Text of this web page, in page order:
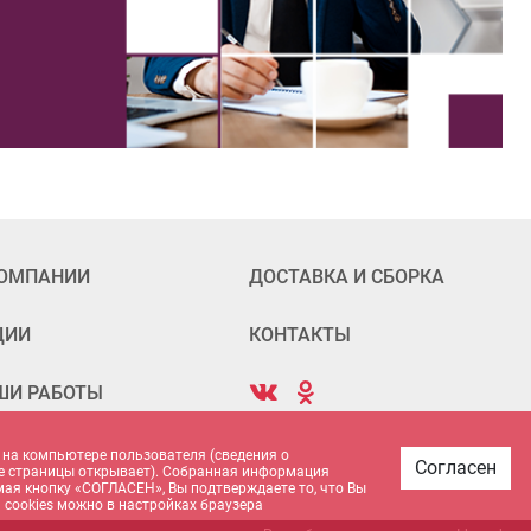
РАБОТЫ
ДОСТАВКА И СБОРКА
КОНТАКТЫ
компьютере пользователя (сведения о
страницы открывает). Собранная информация
кнопку «СОГЛАСЕН», Вы подтверждаете то, что Вы
можно в настройках браузера
Согласен